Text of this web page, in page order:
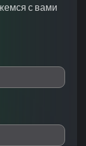
с вами